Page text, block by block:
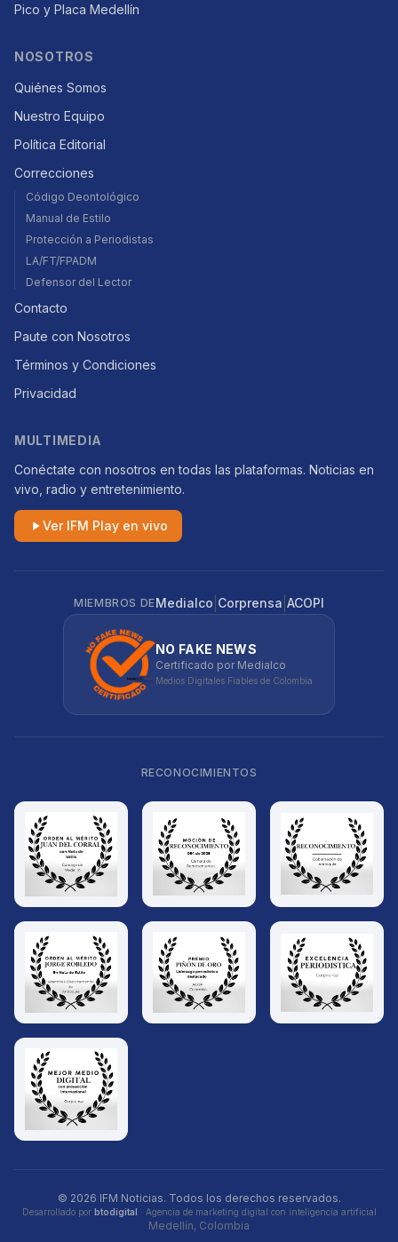
Pico y Placa Medellín
NOSOTROS
Quiénes Somos
Nuestro Equipo
Política Editorial
Correcciones
Código Deontológico
Manual de Estilo
Protección a Periodistas
LA/FT/FPADM
Defensor del Lector
Contacto
Paute con Nosotros
Términos y Condiciones
Privacidad
MULTIMEDIA
Conéctate con nosotros en todas las plataformas. Noticias en
vivo, radio y entretenimiento.
Ver IFM Play en vivo
MIEMBROS DEMedialco Corprensa ACOPI
NO FAKE NEWS
Certificado por Medialco
Medios Digitales Fiables de Colombia
RECONOCIMIENTOS
© 2026 IFM Noticias. Todos los derechos reservados.
Desarrollado por btodigital · Agencia de marketing digital con inteligencia artificial
Medellín, Colombia